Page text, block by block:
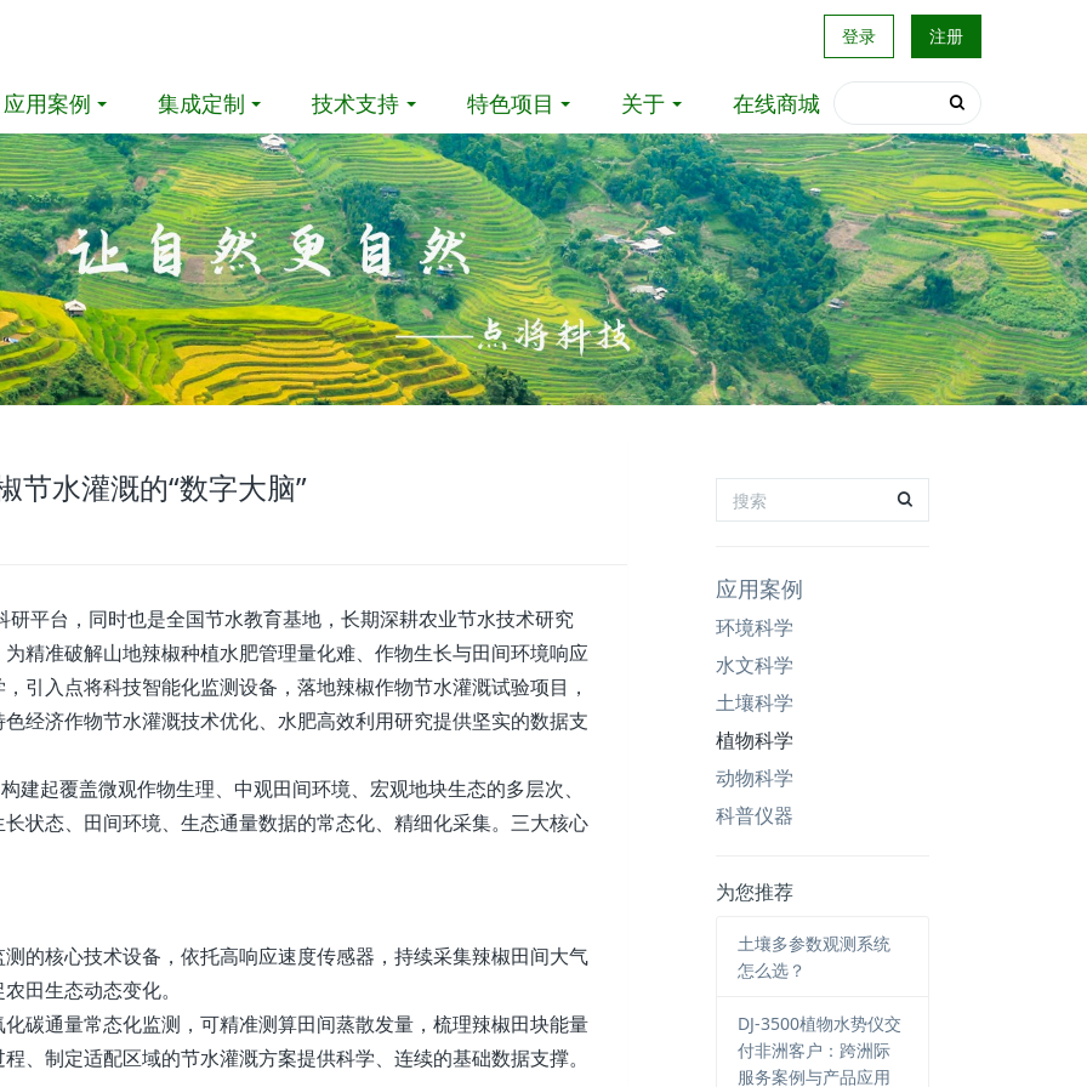
登录 注册
应用案例 集成定制 技术支持 特色项目 关于 在线商城
节水灌溉的“数字大脑”
平台，同时也是全国节水教育基地，长期深耕农业节水技术研究
精准破解山地辣椒种植水肥管理量化难、作物生长与田间环境响应
引入点将科技智能化监测设备，落地辣椒作物节水灌溉试验项目，
经济作物节水灌溉技术优化、水肥高效利用研究提供坚实的数据支
起覆盖微观作物生理、中观田间环境、宏观地块生态的多层次、
状态、田间环境、生态通量数据的常态化、精细化采集。三大核心
核心技术设备，依托高响应速度传感器，持续采集辣椒田间大气
田生态动态变化。
碳通量常态化监测，可精准测算田间蒸散发量，梳理辣椒田块能量
、制定适配区域的节水灌溉方案提供科学、连续的基础数据支撑。
应用案例
环境科学
水文科学
土壤科学
植物科学
动物科学
科普仪器
为您推荐
土壤多参数观测系统
怎么选？
DJ-3500植物水势仪交
付非洲客户：跨洲际
服务案例与产品应用